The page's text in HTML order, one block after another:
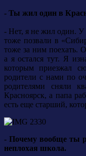
- Ты жил один в
- Нет, я не жил один.
тоже позвали в
тоже за ним поехать.
а я остался тут. Я
которым приезжал
родители с нами по
родителями сняли
Красноярск, а папа
есть еще старший,
- Почему вообще ты
неплохая школа.